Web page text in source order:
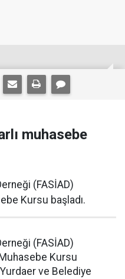
muhasebe
(FASİAD)
Kursu başladı.
(FASİAD)
Kursu
ve Belediye